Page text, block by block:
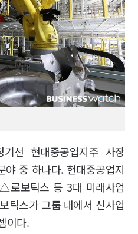
선 현대중공업지주 사장
중 하나다. 현대중공업지
보틱스 등 3대 미래사업
틱스가 그룹 내에서 신사업
이다.